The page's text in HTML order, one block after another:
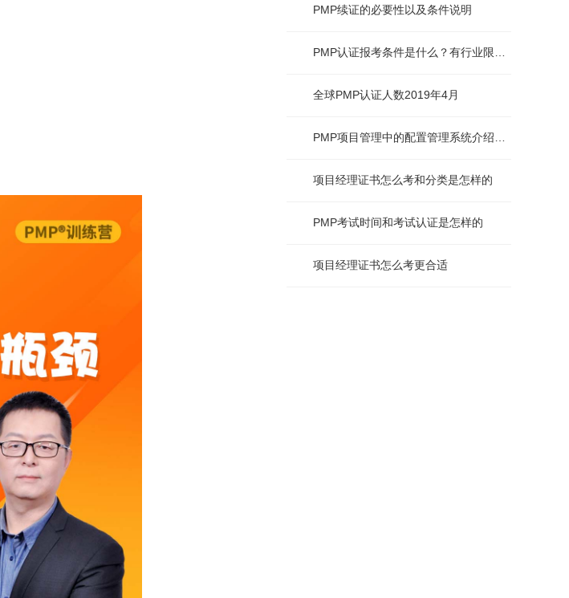
PMP续证的必要性以及条件说明
全球PMP认证人数2019年4月
项目经理证书怎么考和分类是怎样的
PMP考试时间和考试认证是怎样的
项目经理证书怎么考更合适